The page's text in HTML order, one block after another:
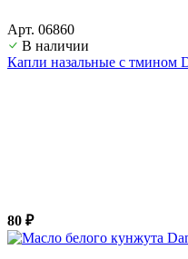
Арт. 06860
В наличии
Капли назальные с тмином
80 ₽